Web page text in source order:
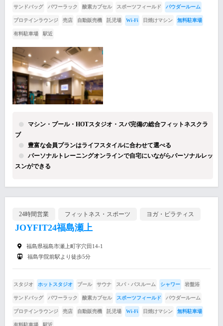
サンドバッグ パワーラック 酸素カプセル スポーツフィールド パウダールーム
プロテインラウンジ 売店 自動販売機 託児場 Wi-Fi 日焼けマシン 無料駐車場
有料駐車場 駅近
マシン・プール・HOTスタジオ・スパ完備の総合フィットネスクラ
ブ
豊富な会員プランはライフスタイルに合わせて選べる
パーソナルトレーニングオンラインで自宅にいながらパーソナルレッ
スンができる
24時間営業 フィットネス・スポーツ ヨガ・ピラティス
JOYFIT24福島瀬上
福島県福島市瀬上町字穴田14-1
福島学院前駅より徒歩5分
スタジオ ホットスタジオ プール サウナ スパ・バスルーム シャワー 岩盤浴
サンドバッグ パワーラック 酸素カプセル スポーツフィールド パウダールーム
プロテインラウンジ 売店 自動販売機 託児場 Wi-Fi 日焼けマシン 無料駐車場
有料駐車場 駅近